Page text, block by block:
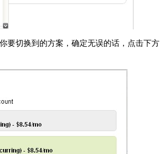
要切换到的方案，确定无误的话，点击下方